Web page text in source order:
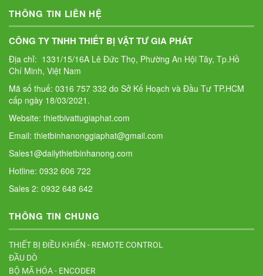
THÔNG TIN LIÊN HỆ
CÔNG TY TNHH THIẾT BỊ VẬT TƯ GIA PHÁT
Địa chỉ: 1331/15/16A Lê Đức Thọ, Phường An Hội Tây, Tp.Hồ
Chí Minh, Việt Nam
Mã số thuế: 0316 757 332 do Sở Kế Hoạch và Đầu Tư TP.HCM
cấp ngày 18/03/2021.
Website: thietbivattugiaphat.com
Email: thietbinhanonggiaphat@gmail.com
Sales1@dailythietbinhanong.com
Hotline: 0932 606 722
Sales 2: 0932 648 642
THÔNG TIN CHUNG
THIẾT BỊ ĐIỀU KHIỂN - REMOTE CONTROL
ĐẦU DÒ
BỘ MÃ HÓA - ENCODER